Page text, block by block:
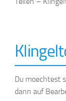
Du moechtest
dann auf